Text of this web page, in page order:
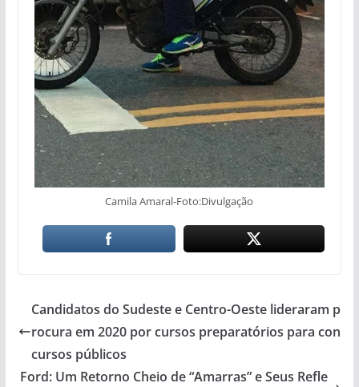
Camila Amaral-Foto:Divulgação
Candidatos do Sudeste e Centro-Oeste lideraram p
rocura em 2020 por cursos preparatórios para con
cursos públicos
Ford: Um Retorno Cheio de “Amarras” e Seus Refle